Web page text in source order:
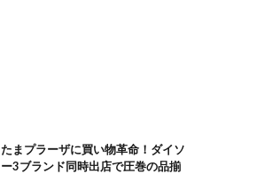
たまプラーザに買い物革命！ダイソ
ー3ブランド同時出店で圧巻の品揃